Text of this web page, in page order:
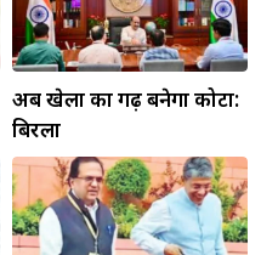
अब खेलों का गढ़ बनेगा कोटा:
बिरला